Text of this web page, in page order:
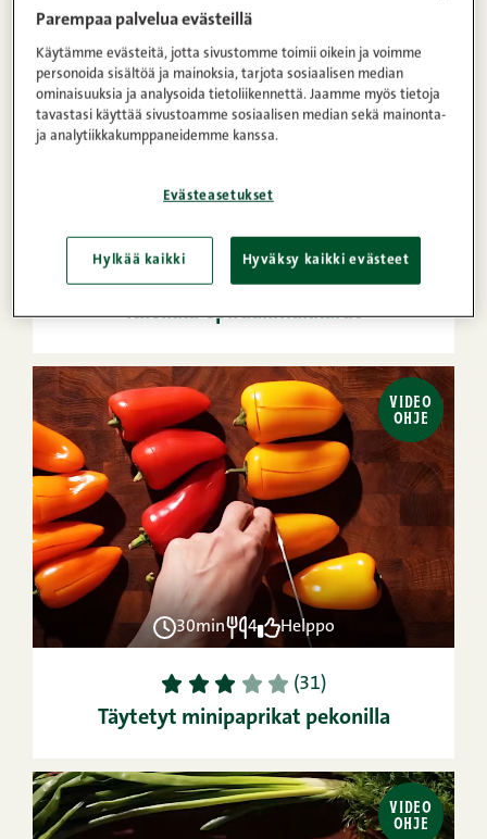
1 2 3 4 5 (43)
Kirsikka-spiraalimakkarat
VIDEO
OHJE
30min 4 Helppo
1 2 3 4 5 (31)
Täytetyt minipaprikat pekonilla
VIDEO
OHJE
Parempaa palvelua evästeillä
Käytämme evästeitä, jotta sivustomme toimii oikein ja voimme
personoida sisältöä ja mainoksia, tarjota sosiaalisen median
ominaisuuksia ja analysoida tietoliikennettä. Jaamme myös tietoja
tavastasi käyttää sivustoamme sosiaalisen median sekä mainonta-
ja analytiikkakumppaneidemme kanssa.
Evästeasetukset
Hylkää kaikki Hyväksy kaikki evästeet